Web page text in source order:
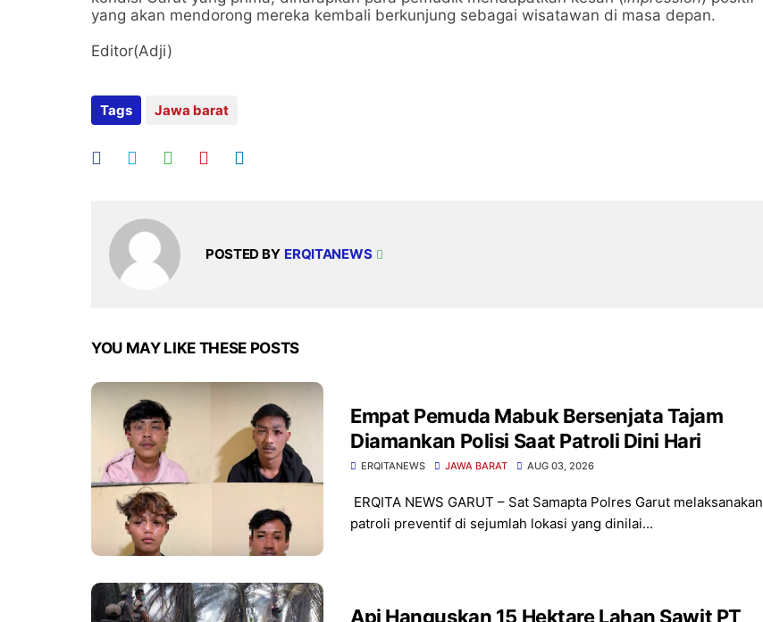
yang akan mendorong mereka kembali berkunjung sebagai wisatawan di masa depan.
Editor(Adji)
Tags Jawa barat
POSTED BY ERQITANEWS
YOU MAY LIKE THESE POSTS
Empat Pemuda Mabuk Bersenjata Tajam
Diamankan Polisi Saat Patroli Dini Hari
ERQITANEWS JAWA BARAT AUG 03, 2026
​ERQITA NEWS GARUT – Sat Samapta Polres Garut melaksanakan
patroli preventif di sejumlah lokasi yang dinilai...
Api Hanguskan 15 Hektare Lahan Sawit PT